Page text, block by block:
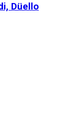
Düello